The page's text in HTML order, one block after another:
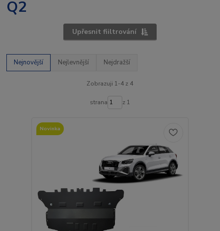
Q2
Upřesnit fiiltrování
Nejnovější Nejlevnější Nejdražší
Zobrazuji 1-4 z 4
strana z 1
Novinka